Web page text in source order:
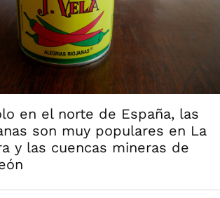
en el norte de España, las
son muy populares en La
y las cuencas mineras de